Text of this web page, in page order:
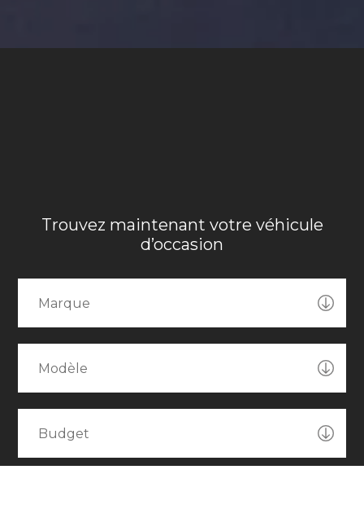
Trouvez maintenant votre véhicule
d’occasion
Marque
Modèle
Budget